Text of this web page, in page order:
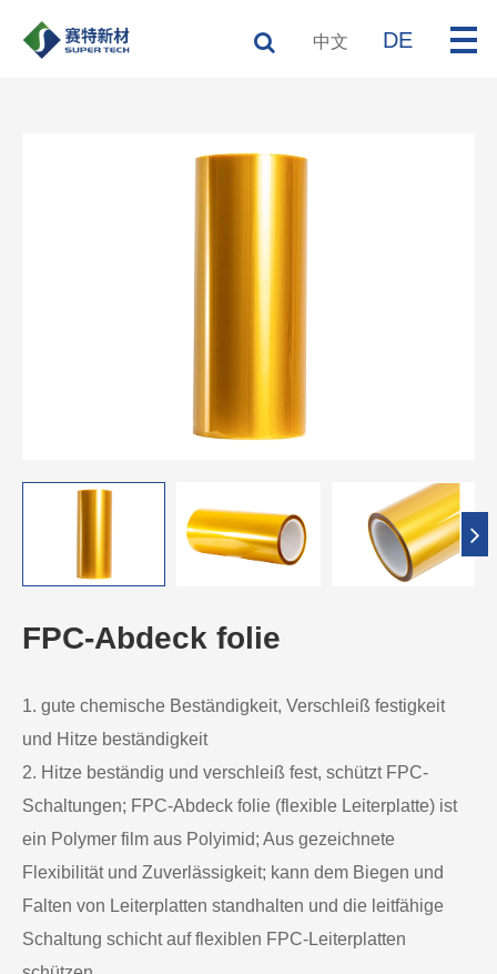
中文 DE
FPC-Abdeck folie
1. gute chemische Beständigkeit, Verschleiß festigkeit
und Hitze beständigkeit
2. Hitze beständig und verschleiß fest, schützt FPC-
Schaltungen; FPC-Abdeck folie (flexible Leiterplatte) ist
ein Polymer film aus Polyimid; Aus gezeichnete
Flexibilität und Zuverlässigkeit; kann dem Biegen und
Falten von Leiterplatten standhalten und die leitfähige
Schaltung schicht auf flexiblen FPC-Leiterplatten